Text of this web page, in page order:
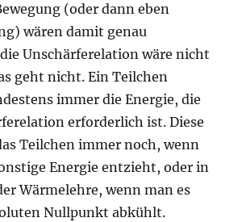
(oder dann eben
wären damit genau
Unschärferelation wäre nicht
geht nicht. Ein Teilchen
immer die Energie, die
erforderlich ist. Diese
Teilchen immer noch, wenn
Energie entzieht, oder in
Wärmelehre, wenn man es
Nullpunkt abkühlt.